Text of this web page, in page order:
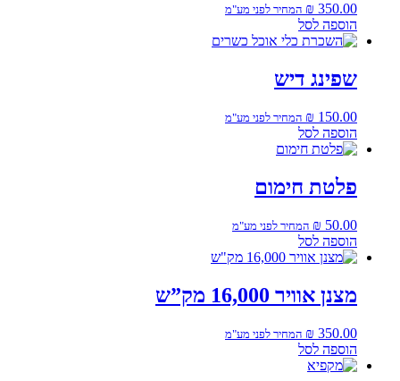
₪ 350.00 המחיר לפני מע"מ
הוספה לסל
שפינג דיש
₪ 150.00 המחיר לפני מע"מ
הוספה לסל
פלטת חימום
₪ 50.00 המחיר לפני מע"מ
הוספה לסל
מצנן אוויר 16,000 מק”ש
₪ 350.00 המחיר לפני מע"מ
הוספה לסל